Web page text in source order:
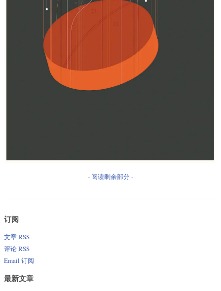
- 阅读剩余部分 -
订阅
文章 RSS
评论 RSS
Email 订阅
最新文章